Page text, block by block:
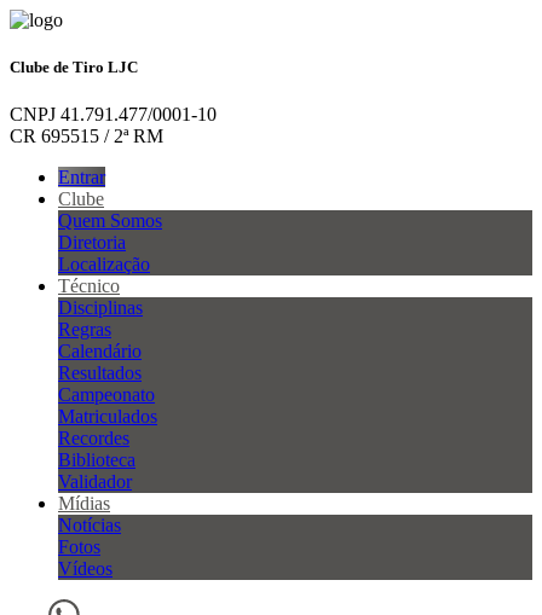
Clube de Tiro LJC
CNPJ 41.791.477/0001-10
CR 695515 / 2ª RM
Entrar
Clube
Quem Somos
Diretoria
Localização
Técnico
Disciplinas
Regras
Calendário
Resultados
Campeonato
Matriculados
Recordes
Biblioteca
Validador
Mídias
Notícias
Fotos
Vídeos